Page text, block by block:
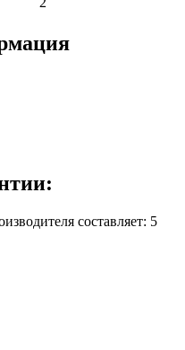
составляет: 5